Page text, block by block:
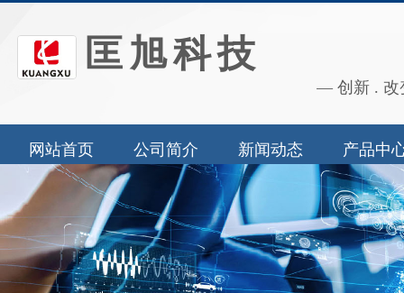
— 创新 . 改
匡旭科技
网站首页 公司简介 新闻动态 产品中